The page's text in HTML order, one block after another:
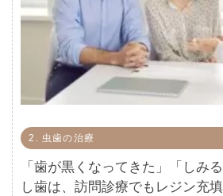
2. 虫歯の治療
「歯が黒くなってきた」「しみ
し歯は、訪問診療でもレジン充